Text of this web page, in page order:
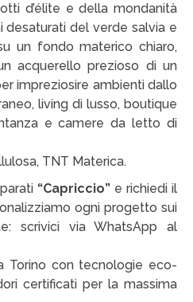
d’élite e della mondanità
desaturati del verde salvia e
un fondo materico chiaro,
acquerello prezioso di un
impreziosire ambienti dallo
living di lusso, boutique
e camere da letto di
TNT Materica.
“Capriccio”e richiedi il
ogni progetto sui
scrivici via WhatsApp al
Torino con tecnologie eco-
certificati per la massima